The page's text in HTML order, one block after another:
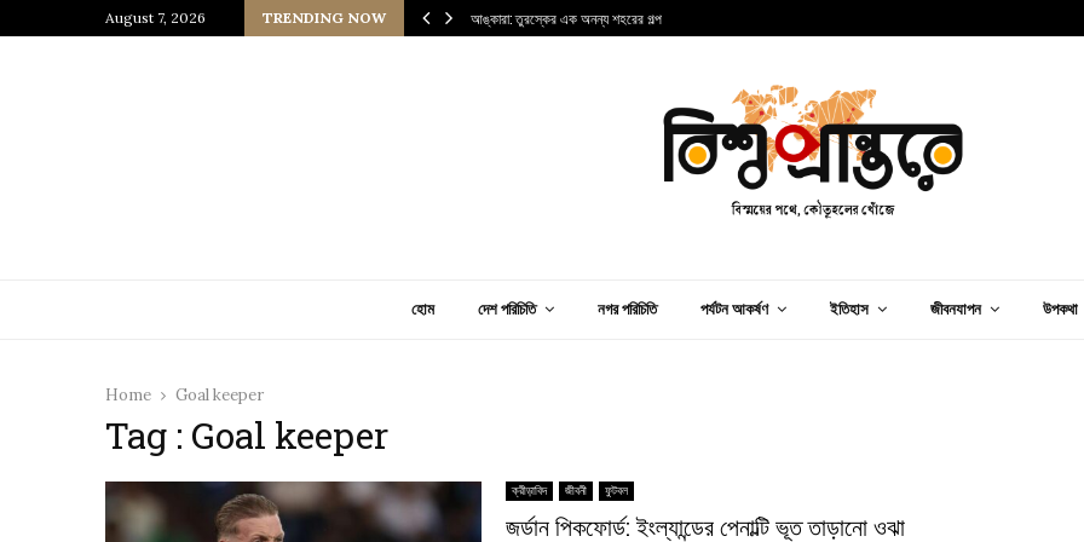
August 7, 2026 TRENDING NOW
যুগের এক জীবন্ত জাদুঘর আঙ্কারা: তুরস্কের এক অনন্য শহরের গল্প
হোম দেশ পরিচিতি নগর পরিচিতি পর্যটন আকর্ষণ ইতিহাস জীবনযাপন উপকথা
Home Goal keeper
Tag : Goal keeper
ক্রীড়াবিদ জীবনী ফুটবল
জর্ডান পিকফোর্ড: ইংল্যান্ডের পেনাল্টি ভূত তাড়ানো ওঝা